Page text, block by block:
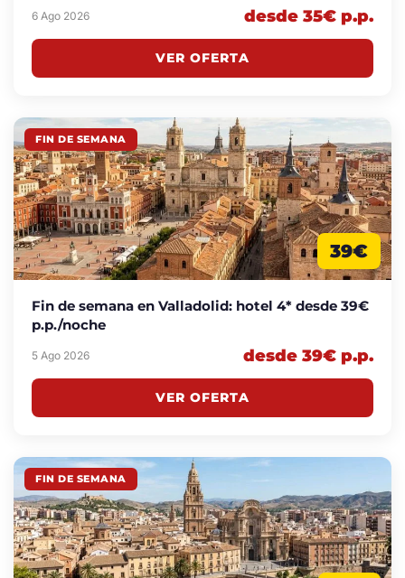
6 Ago 2026 desde 35€ p.p.
VER OFERTA
FIN DE SEMANA
39€
Fin de semana en Valladolid: hotel 4* desde 39€
p.p./noche
5 Ago 2026 desde 39€ p.p.
VER OFERTA
FIN DE SEMANA